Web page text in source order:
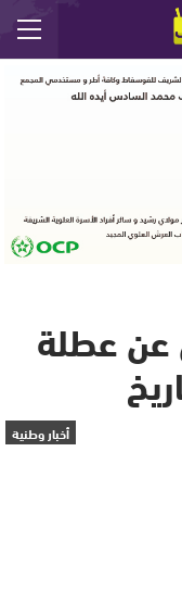
عن عطلة
أخبار وطنية